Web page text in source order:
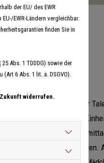
voller Erfolg
Termin im Kalender der
am Tag der deutschen
Sporthalle trafen am
- Hude, Bremen und
der EU/ des EWR
EWR-Ländern vergleichbar.
finden Sie in
Abs. 1 TDDDG) sowie der
6 Abs. 1 lit. a. DSGVO).
widerrufen.